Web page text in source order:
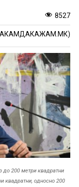
8527
до 200 метри квадратни
квадратни, односно 200